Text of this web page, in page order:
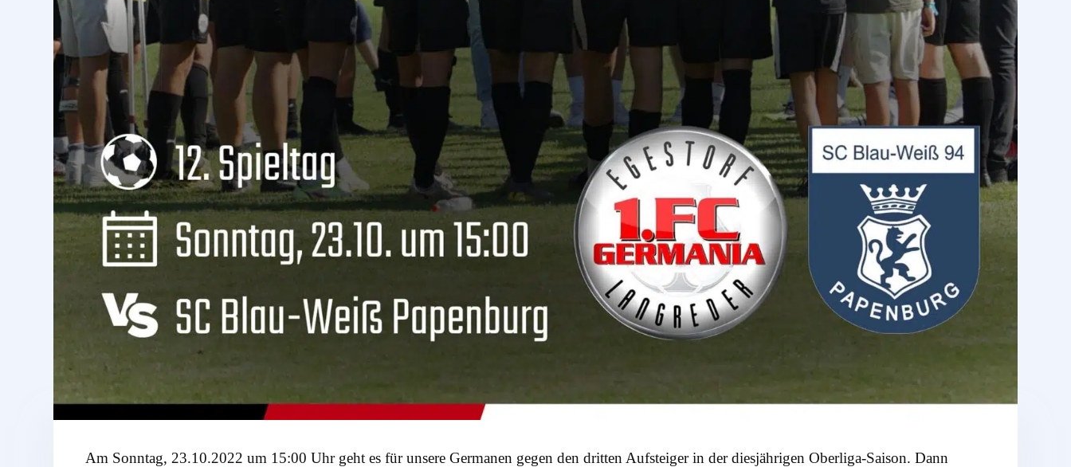
Am Sonntag, 23.10.2022 um 15:00 Uhr geht es für unsere Germanen gegen den dritten Aufsteiger in der diesjährigen Oberliga-Saison. Dann